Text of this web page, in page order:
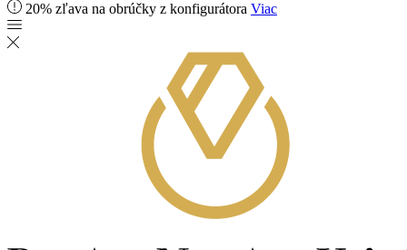
20% zľava na obrúčky z konfigurátora Viac